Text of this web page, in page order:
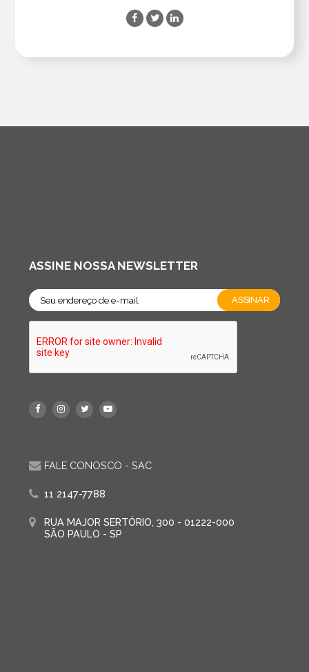
ASSINE NOSSA NEWSLETTER
FALE CONOSCO - SAC
11 2147-7788
RUA MAJOR SERTÓRIO, 300 - 01222-000
SÃO PAULO - SP